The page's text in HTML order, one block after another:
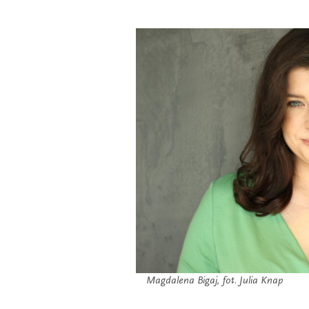
Magdalena Bigaj, fot. Julia Knap